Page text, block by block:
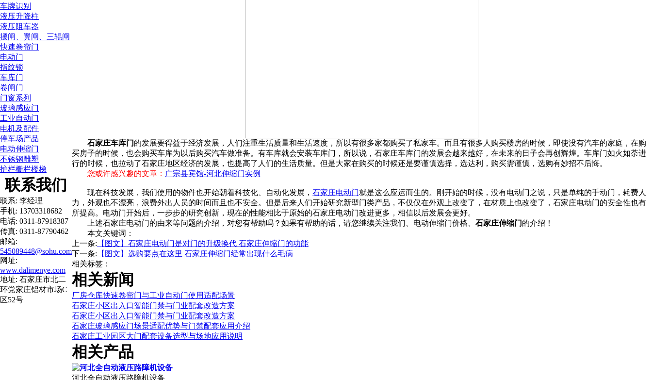
车牌识别
液压升降柱
液压阻车器
摆闸、翼闸、三辊闸
快速卷帘门
电动门
指纹锁
车库门
卷闸门
门窗系列
玻璃感应门
工业自动门
电机及配件
停车场产品
电动伸缩门
不锈钢雕塑
护栏栅栏楼梯
联系我们
联系: 李经理
手机: 13703318682
电话: 0311-87918387
传真: 0311-87790462
邮箱:
545089448@sohu.com
网址:
www.dalimenye.com
地址: 石家庄市北二
环党家庄铝材市场C
区52号
石家庄车库门 的发展要得益于经济发展，人们注重生活质量和生活速度，所以有很多家都购买了私家车。而且有很多人购买楼房的时候，即使没有汽车的家庭，在购
买房子的时候，也会购买车库为以后购买汽车做准备。有车库就会安装车库门，所以说，石家庄车库门的发展会越来越好，在未来的日子会再创辉煌。车库门如火如荼进
行的时候，也拉动了石家庄地区经济的发展，也提高了人们的生活质量。但是大家在购买的时候还是要谨慎选择，选达利，购买需谨慎，选购有妙招不后悔。
您或许感兴趣的文章： 广宗县宾馆-河北伸缩门实例
现在科技发展，我们使用的物件也开始朝着科技化、自动化发展， 石家庄电动门就是这么应运而生的。刚开始的时候，没有电动门之说，只是单纯的手动门，耗费人
力，外观也不漂亮，浪费外出人员的时间而且也不安全。但是后来人们开始研究新型门类产品，不仅仅在外观上改变了，在材质上也改变了，石家庄电动门的安全性也有
所提高。电动门开始后，一步步的研究创新，现在的性能相比于原始的石家庄电动门改进更多，相信以后发展会更好。
上述石家庄电动门的由来等问题的介绍，对您有帮助吗？如果有帮助的话，请您继续关注我们、电动伸缩门价格、 石家庄伸缩门 的介绍！
本文关键词：
上一条: 【图文】石家庄电动门是对门的升级换代 石家庄伸缩门的功能
下一条: 【图文】选购要点在这里 石家庄伸缩门经常出现什么毛病
相关标签：
相关新闻
厂房仓库快速卷帘门与工业自动门使用适配场景
石家庄小区出入口智能门禁与门业配套改造方案
石家庄小区出入口智能门禁与门业配套改造方案
石家庄玻璃感应门场景适配优势与门禁配套应用介绍
石家庄工业园区大门配套设备选型与场地应用说明
相关产品
河北全自动液压路障机设备